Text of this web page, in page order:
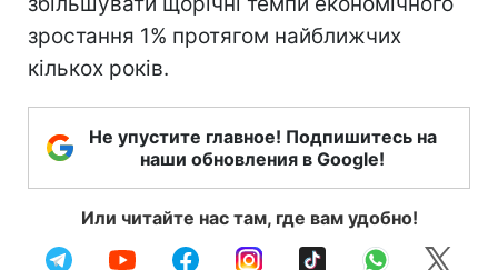
зростання 1% протягом найближчих
кількох років.
Не упустите главное! Подпишитесь на
наши обновления в Google!
Или читайте нас там, где вам удобно!